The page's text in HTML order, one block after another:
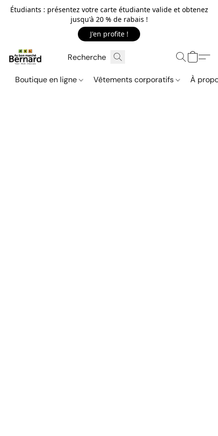
Étudiants : présentez votre carte étudiante valide et obtenez
jusqu'à 20 % de rabais !
J'en profite !
Boutique en ligne Vêtements corporatifs À